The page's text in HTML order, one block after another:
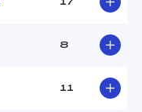
17
8
11